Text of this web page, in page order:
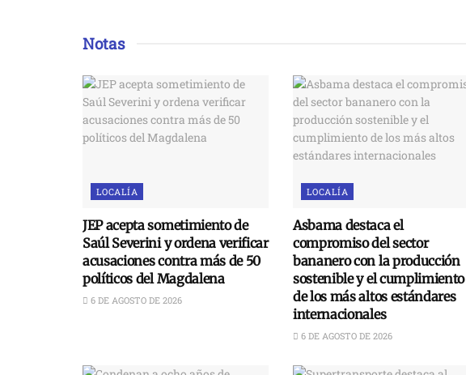
Notas
LOCALÍA
JEP acepta sometimiento de
Saúl Severini y ordena verificar
acusaciones contra más de 50
políticos del Magdalena
6 DE AGOSTO DE 2026
LOCALÍA
Asbama destaca el
compromiso del sector
bananero con la producción
sostenible y el cumplimiento
de los más altos estándares
internacionales
6 DE AGOSTO DE 2026